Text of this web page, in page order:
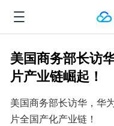
美国商务部长访
片产业链崛起！
美国商务部长访华，华
片全国产化产业链！